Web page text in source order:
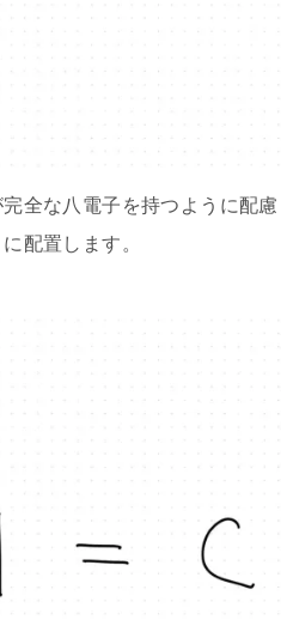
全な八電子を持つように配
配置します。